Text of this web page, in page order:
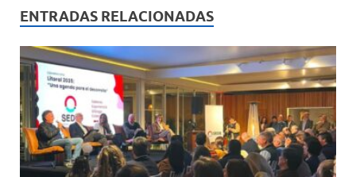
s
A
p
p
b
o
o
k
p
ar
ti
r
ENTRADAS RELACIONADAS